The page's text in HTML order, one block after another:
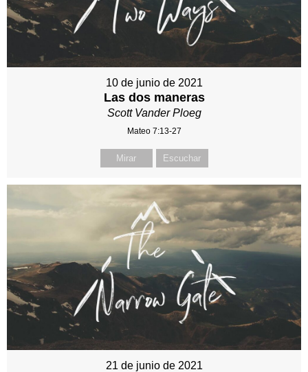
10 de junio de 2021
Las dos maneras
Scott Vander Ploeg
Mateo 7:13-27
Mirar Escuchar
21 de junio de 2021